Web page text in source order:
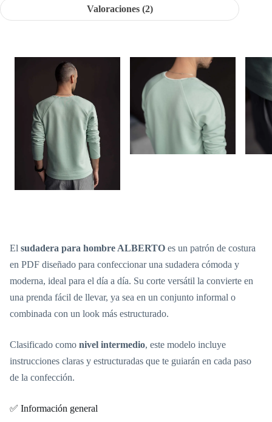
Valoraciones (2)
El sudadera para hombre ALBERTO es un patrón de costura
en PDF diseñado para confeccionar una sudadera cómoda y
moderna, ideal para el día a día. Su corte versátil la convierte en
una prenda fácil de llevar, ya sea en un conjunto informal o
combinada con un look más estructurado.
Clasificado como nivel intermedio, este modelo incluye
instrucciones claras y estructuradas que te guiarán en cada paso
de la confección.
✅ Información general